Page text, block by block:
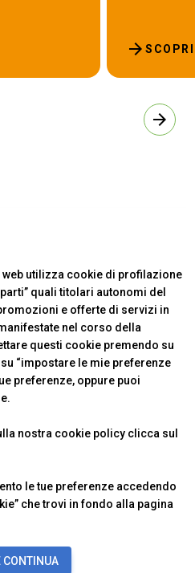
arrow_forward
arrow_forward
utilizza cookie di profilazione
quali titolari autonomi del
e offerte di servizi in
nel corso della
questi cookie premendo su
“impostare le mie preferenze
preferenze, oppure puoi
nostra cookie policy clicca sul
le tue preferenze accedendo
che trovi in fondo alla pagina
CONTINUA
VISITARE
Perché visitare
INFO UTILI
SpA - Via Emilia 155, 47921 Rimini
P.I. 00139440408 - Cap. Soc.